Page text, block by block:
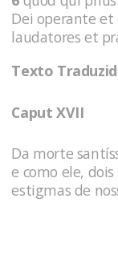
Dei operante
laudatores et
Texto
Caput XVII
Da morte
e como ele,
estigmas de